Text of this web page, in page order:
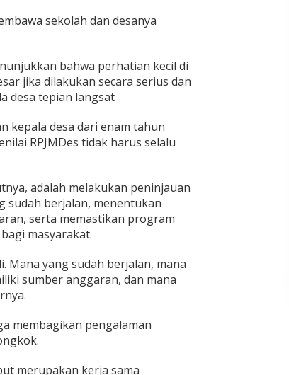
sekolah dan desanya
bahwa perhatian kecil di
jika dilakukan secara serius dan
desa tepian langsat
kepala desa dari enam tahun
RPJMDes tidak harus selalu
adalah melakukan peninjauan
sudah berjalan, menentukan
serta memastikan program
masyarakat.
Mana yang sudah berjalan, mana
sumber anggaran, dan mana
membagikan pengalaman
merupakan kerja sama